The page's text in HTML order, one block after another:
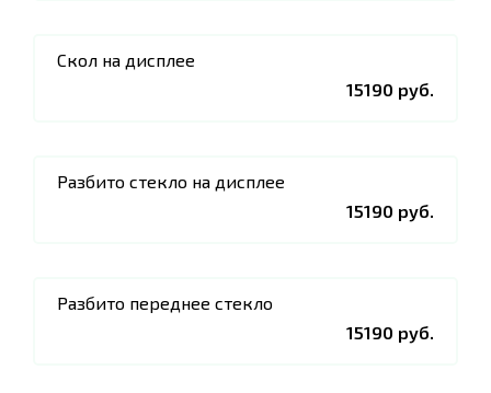
Скол на дисплее
15190 руб.
Разбито стекло на дисплее
15190 руб.
Разбито переднее стекло
15190 руб.